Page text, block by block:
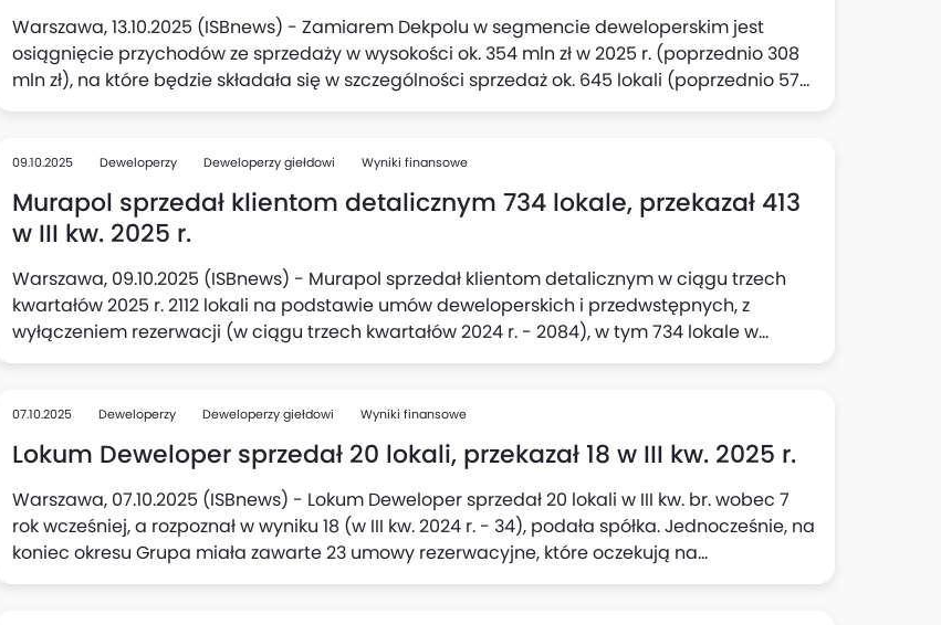
Warszawa, 13.10.2025 (ISBnews) - Zamiarem Dekpolu w segmencie deweloperskim jest
osiągnięcie przychodów ze sprzedaży w wysokości ok. 354 mln zł w 2025 r. (poprzednio 308
mln zł), na które będzie składała się w szczególności sprzedaż ok. 645 lokali (poprzednio 570
lokali) rozpoznana w wyniku finansowym, natomiast aktualny cel w odniesieniu do
wynosi 625 lokali (poprzednio 510 lokali), podała spółka.
09.10.2025 Deweloperzy Deweloperzy giełdowi Wyniki finansowe
Murapol sprzedał klientom detalicznym 734 lokale, przekazał 413
w III kw. 2025 r.
Warszawa, 09.10.2025 (ISBnews) - Murapol sprzedał klientom detalicznym w ciągu trzech
kwartałów 2025 r. 2112 lokali na podstawie umów deweloperskich i przedwstępnych, z
wyłączeniem rezerwacji (w ciągu trzech kwartałów 2024 r. - 2084), w tym 734 lokale w
samym III kwartale wobec 692 rok wcześniej. Ponadto, na koniec okresu Grupa posiadała
sprzedaż netto do klientów detalicznych za trzy kwartały 2025 r. wyniosła 2237 - umowy
deweloperskie, przedwstępne oraz opłacone umowy rezerwacyjne, po wyeliminowaniu
rezygnacji (za trzy kwartały 2024 r. - 2234), podała spółka.
07.10.2025 Deweloperzy Deweloperzy giełdowi Wyniki finansowe
Lokum Deweloper sprzedał 20 lokali, przekazał 18 w III kw. 2025 r.
Warszawa, 07.10.2025 (ISBnews) - Lokum Deweloper sprzedał 20 lokali w III kw. br. wobec 7
rok wcześniej, a rozpoznał w wyniku 18 (w III kw. 2024 r. - 34), podała spółka. Jednocześnie, na
koniec okresu Grupa miała zawarte 23 umowy rezerwacyjne, które oczekują na
przekształcenie w umowy przedwstępne lub deweloperskie.